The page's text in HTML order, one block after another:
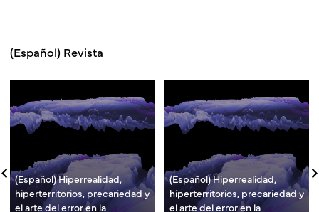
(Español) Revista
(Español) Hiperrealidad,
hiperterritorios, precariedad y
el arte del error en la
(Español) Hiperrealidad,
hiperterritorios, precariedad y
el arte del error en la